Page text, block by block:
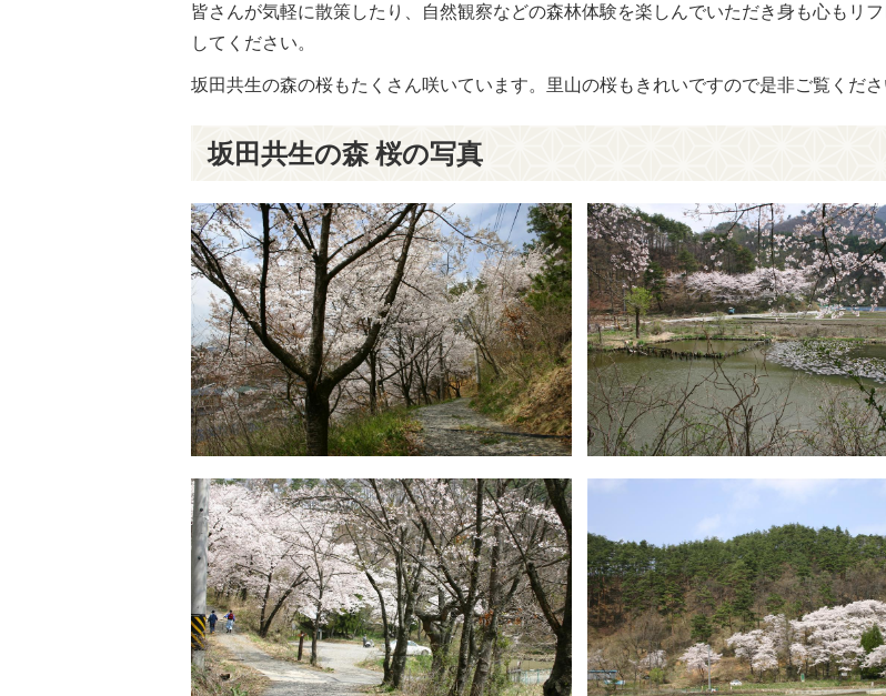
皆さんが気軽に散策したり、自然観察などの森林体験を楽しんでいただき身も心もリフ
してください。
坂田共生の森の桜もたくさん咲いています。里山の桜もきれいですので是非ご覧くださ
坂田共生の森 桜の写真